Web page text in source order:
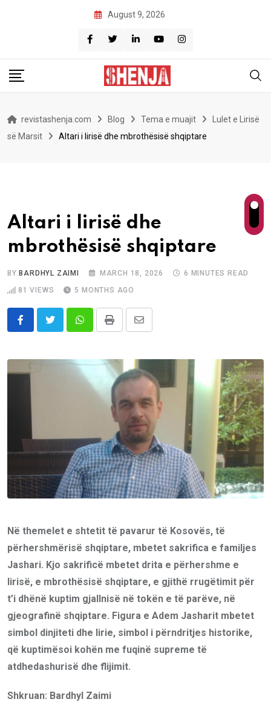
August 9, 2026
revistashenja.com Blog Tema e muajit
Lulet e Lirisë
së Marsit
Altari i lirisë dhe mbrothësisë shqiptare
Altari i lirisë dhe
mbrothësisë shqiptare
BY BARDHYL ZAIMI MARCH 18, 2026
6 MINUTES READ
81 VIEWS 5 MONTHS AGO
WhatsappPrint
Share
Email
Në themelet e shtetit të pavarur të Kosovës, të
përhershmërisë shqiptare, mbetet sakrifica e familjes
Jashari. Kjo sakrificë mbetet drita e përhershme e
lirisë, e mbrothësisë shqiptare, e gjithë rrugëtimit për
t’i dhënë kuptim gjallnisë në tokën e të parëve, në
gjeografinë shqiptare. Figura e Adem Jasharit mbetet
simbol dinjiteti dhe lirie, simbol i përndritjes historike,
që kuptimësoi kohën me fuqinë supreme të
atdhedashurisë dhe flijimit.
Shkruan: Bardhyl Zaimi